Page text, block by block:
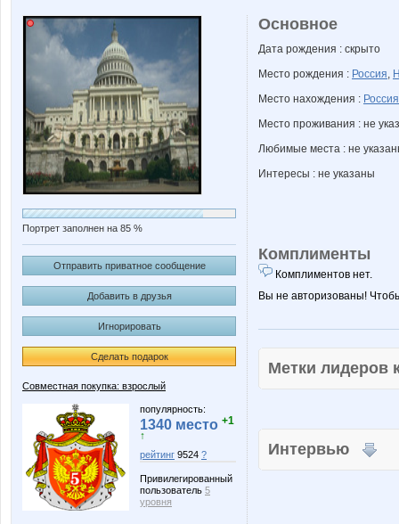
Портрет заполнен на 85 %
Отправить приватное сообщение
Добавить в друзья
Игнорировать
Сделать подарок
Совместная покупка: взрослый
популярность:
1340 место +1
↑
рейтинг 9524 ?
Привилегированный
пользователь 5
уровня
Основное
Дата рождения : скрыто
Место рождения : Россия,
Место нахождения : Россия
Место проживания : не
Любимые места : не
Интересы : не указаны
Комплименты
Комплиментов нет.
Вы не авторизованы!
Метки
Интервью